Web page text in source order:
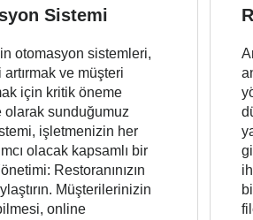
Sistemi
otomasyon sistemleri,
ve müşteri
için kritik öneme
olarak sunduğumuz
işletmenizin her
olacak kapsamlı bir
Restoranınızın
Müşterilerinizin
online